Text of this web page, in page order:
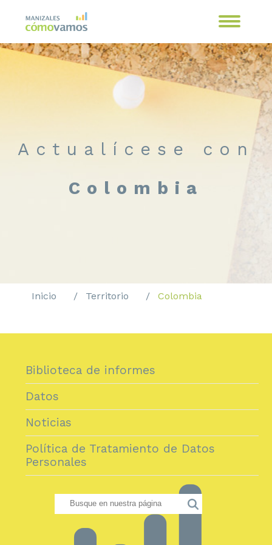
Actualícese con
Colombia
Inicio Territorio Colombia
Biblioteca de informes
Datos
Noticias
Política de Tratamiento de Datos
Personales